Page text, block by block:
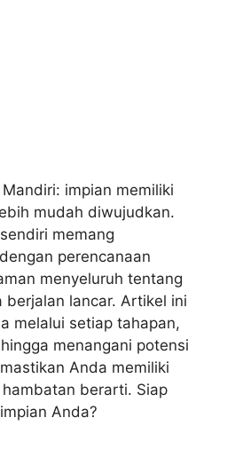
Mandiri: impian memiliki
mudah diwujudkan.
memang
perencanaan
menyeluruh tentang
berjalan lancar. Artikel ini
melalui setiap tahapan,
menangani potensi
Anda memiliki
berarti. Siap
Anda?